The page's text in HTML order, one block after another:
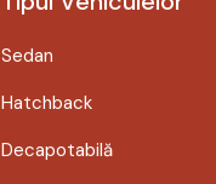
Sedan
Hatchback
Decapotabilă